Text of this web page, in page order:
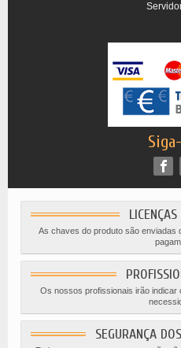
As chaves do produto são enviadas
Os nossos profissionais irão indicar
SEGURANÇA